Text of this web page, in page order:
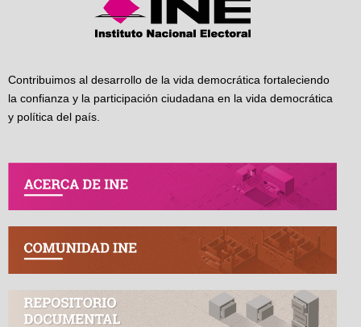
Contribuimos al desarrollo de la vida democrática fortaleciendo
la confianza y la participación ciudadana en la vida democrática
y política del país.